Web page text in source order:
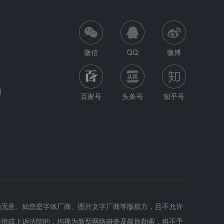
微信 QQ 微博
百家号 头条号 知乎号
意。如您是字体厂商、图片文字厂商等版权方，且不允许
或上诉法院的，均视为新型网络碰瓷及敲诈勒索，将不予